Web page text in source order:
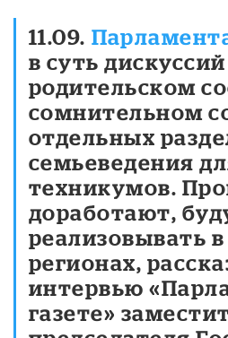
11.09.
в суть дискуссий
родительском
сомнительном
отдельных
семьеведения
техникумов.
доработают,
реализовывать
регионах,
интервью
газете»